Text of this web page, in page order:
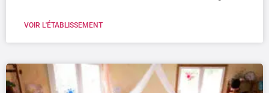
VOIR L'ÉTABLISSEMENT